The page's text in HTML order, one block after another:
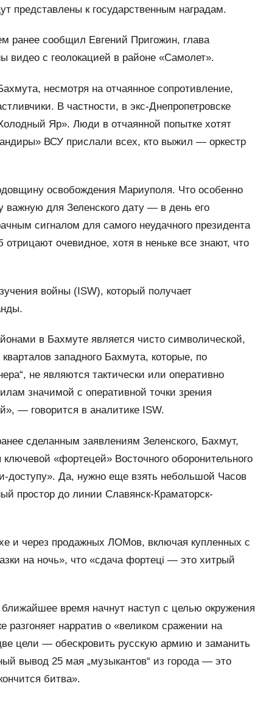
представлены к государственным наградам.
ранее сообщил Евгений Пригожин, глава
видео с геолокацией в районе «Самолет».
несмотря на отчаянное сопротивление,
В частности, в экс-Днепропетровске
Яр». Люди в отчаянной попытке хотят
ВСУ прислали всех, кто выжил — оркестр
освобождения Мариуполя. Что особенно
для Зеленского дату — в день его
сигналом для самого неудачного президента
очевидное, хотя в неньке все знают, что
войны (ISW), который получает
в Бахмуте является чисто символической,
западного Бахмута, которые, по
не являются тактически или оперативно
значимой с оперативной точки зрения
— говорится в аналитике ISW.
сделанным заявлениям Зеленского, Бахмут,
«фортецей» Восточного оборонительного
доступу». Да, нужно еще взять небольшой Часов
простор до линии Славянск-Краматорск-
и через продажных ЛОМов, включая купленных с
на ночь», что «сдача фортецi — это хитрый
время начнут наступ с целью окружения
нарратив о «великом сражении на
цели — обескровить русскую армию и заманить
вывод 25 мая „музыкантов“ из города — это
битва».